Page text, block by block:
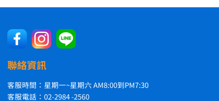
聯絡資訊
客服時間：星期一~星期六 AM8:00到PM7:30
客服電話：02-2984 -2560